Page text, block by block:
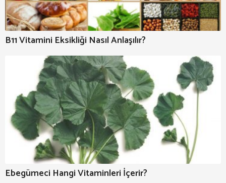
B11 Vitamini Eksikliği Nasıl Anlaşılır?
Ebegümeci Hangi Vitaminleri İçerir?